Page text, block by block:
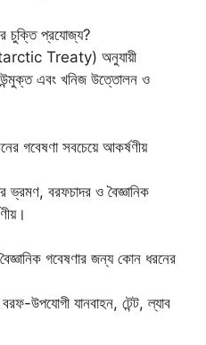
চুক্তি প্রযোজ্য?
Treaty) অনুযায়ী
উন্মুক্ত এবং খনিজ উত্তোলন ও
গবেষণা সবচেয়ে আকর্ষণীয়
ভ্রমণ, বরফচাদর ও বৈজ্ঞানিক
বৈজ্ঞানিক গবেষণার জন্য কোন ধরনের
উপযোগী যানবাহন, টেন্ট, ল্যাব